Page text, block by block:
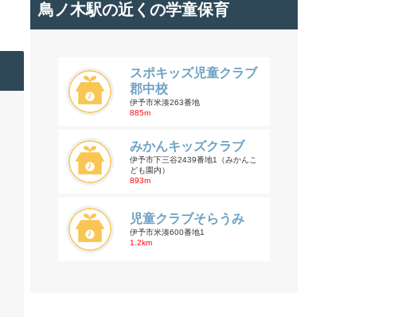
鳥ノ木駅の近くの学童保育
スポキッズ児童クラブ
郡中校
伊予市米湊263番地
885m
みかんキッズクラブ
伊予市下三谷2439番地1（みかんこ
ども園内）
893m
児童クラブそらうみ
伊予市米湊600番地1
1.2km